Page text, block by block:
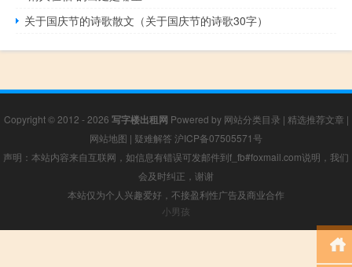
关于国庆节的诗歌散文（关于国庆节的诗歌30字）
Copyright © 2012 - 2026 写字楼出租网 Powered by 网站分类目录 | 精选推荐文章 |
网站地图 | 疑难解答 沪ICP备07505571号
声明：本站内容来自互联网，如信息有错误可发邮件到f_fb#foxmail.com说明，我们
会及时纠正，谢谢
本站仅为个人兴趣爱好，不接盈利性广告及商业合作
小男孩